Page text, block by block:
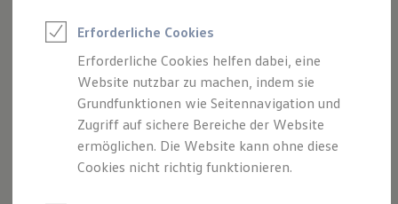
Elektroauto Leasing
Kleinwagen-Leasing
Leasing ohne Anzahlung
Finanzierung
Autokredit mit Schlussrate
Versicherungen und Garantien
Kfz-Versicherung
Restschuldversicherungen
Garantien
Der Polo
Kompakt, wendig und voller Möglichkeiten.
Entdecken Sie den Polo.
Erforderliche Cookies
Erforderliche Cookies helfen dabei, eine
Website nutzbar zu machen, indem sie
Grundfunktionen wie Seitennavigation und
Zugriff auf sichere Bereiche der Website
ermöglichen. Die Website kann ohne diese
Cookies nicht richtig funktionieren.